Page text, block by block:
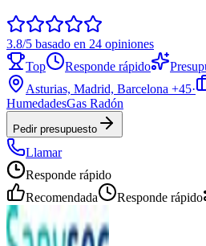
3.8/5 basado en 24 opiniones
Top
Responde rápido
Asturias, Madrid, Barcelona +45·
HumedadesGas Radón
Pedir presupuesto
Llamar
Responde rápido
Recomendada
Responde rápido